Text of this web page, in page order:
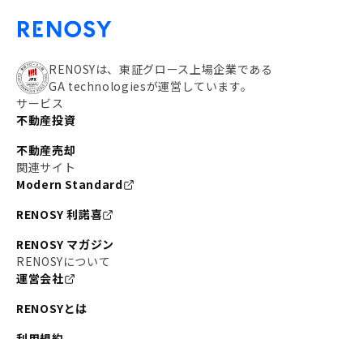
RENOSYは、東証グロース上場企業である
GA technologiesが運営しています。
サービス
不動産投資
不動産売却
関連サイト
Modern Standard
RENOSY 利諾喜
RENOSY マガジン
RENOSYについて
運営会社
RENOSYとは